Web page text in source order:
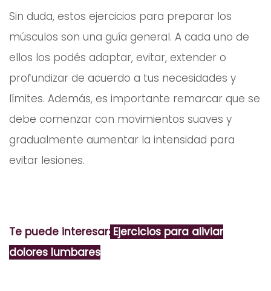
Sin duda, estos ejercicios para preparar los
músculos son una guía general. A cada uno de
ellos los podés adaptar, evitar, extender o
profundizar de acuerdo a tus necesidades y
límites. Además, es importante remarcar que se
debe comenzar con movimientos suaves y
gradualmente aumentar la intensidad para
evitar lesiones.
Te puede interesar: Ejercicios para aliviar
dolores lumbares